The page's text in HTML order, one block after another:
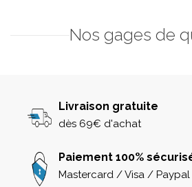
Nos gages de
Livraison gratuite
dès 69€ d'achat
Paiement 100%
Mastercard / Visa / Paypal